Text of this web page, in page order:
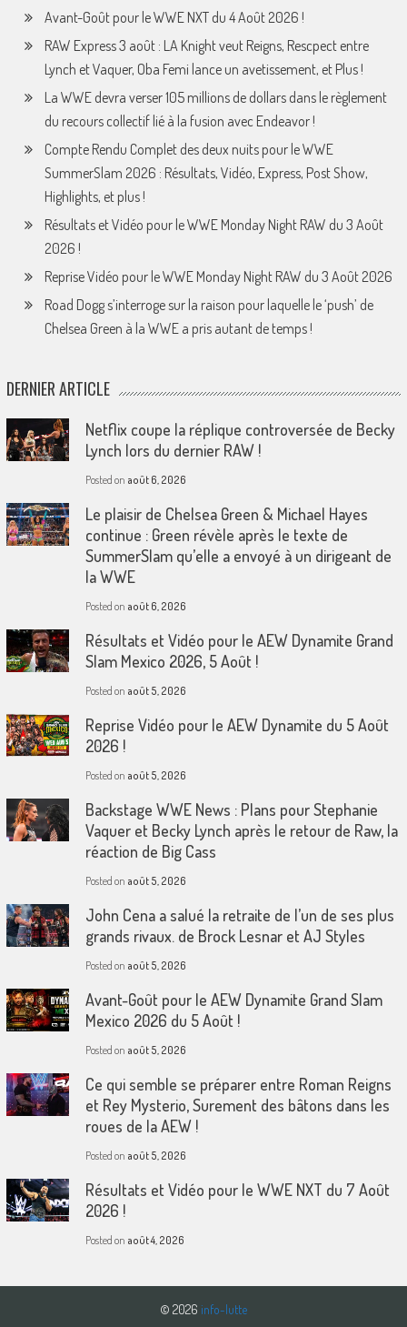
Avant-Goût pour le WWE NXT du 4 Août 2026 !
RAW Express 3 août : LA Knight veut Reigns, Rescpect entre
Lynch et Vaquer, Oba Femi lance un avetissement, et Plus !
La WWE devra verser 105 millions de dollars dans le règlement
du recours collectif lié à la fusion avec Endeavor !
Compte Rendu Complet des deux nuits pour le WWE
SummerSlam 2026 : Résultats, Vidéo, Express, Post Show,
Highlights, et plus !
Résultats et Vidéo pour le WWE Monday Night RAW du 3 Août
2026 !
Reprise Vidéo pour le WWE Monday Night RAW du 3 Août 2026
Road Dogg s’interroge sur la raison pour laquelle le ‘push’ de
Chelsea Green à la WWE a pris autant de temps !
DERNIER ARTICLE
Netflix coupe la réplique controversée de Becky
Lynch lors du dernier RAW !
Posted on août 6, 2026
Le plaisir de Chelsea Green & Michael Hayes
continue : Green révèle après le texte de
SummerSlam qu’elle a envoyé à un dirigeant de
la WWE
Posted on août 6, 2026
Résultats et Vidéo pour le AEW Dynamite Grand
Slam Mexico 2026, 5 Août !
Posted on août 5, 2026
Reprise Vidéo pour le AEW Dynamite du 5 Août
2026 !
Posted on août 5, 2026
Backstage WWE News : Plans pour Stephanie
Vaquer et Becky Lynch après le retour de Raw, la
réaction de Big Cass
Posted on août 5, 2026
John Cena a salué la retraite de l’un de ses plus
grands rivaux. de Brock Lesnar et AJ Styles
Posted on août 5, 2026
Avant-Goût pour le AEW Dynamite Grand Slam
Mexico 2026 du 5 Août !
Posted on août 5, 2026
Ce qui semble se préparer entre Roman Reigns
et Rey Mysterio, Surement des bâtons dans les
roues de la AEW !
Posted on août 5, 2026
Résultats et Vidéo pour le WWE NXT du 7 Août
2026 !
Posted on août 4, 2026
© 2026 info-lutte